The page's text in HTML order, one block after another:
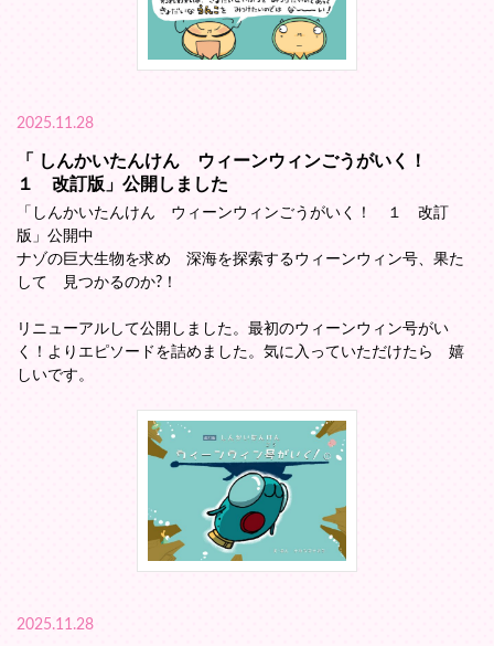
2025.11.28
「 しんかいたんけん ウィーンウィンごうがいく！
１ 改訂版」公開しました
「しんかいたんけん ウィーンウィンごうがいく！ １ 改訂
版」公開中
ナゾの巨大生物を求め 深海を探索するウィーンウィン号、果た
して 見つかるのか?！
リニューアルして公開しました。最初のウィーンウィン号がい
く！よりエピソードを詰めました。気に入っていただけたら 嬉
しいです。
2025.11.28